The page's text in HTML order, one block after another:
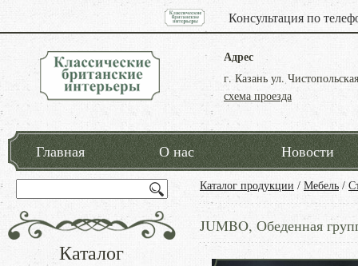
Консультация по
Адрес
г. Казань ул.
схема проезда
Главная О нас Новости
Каталог продукции / Мебель /
JUMBO, Обеденная
Каталог